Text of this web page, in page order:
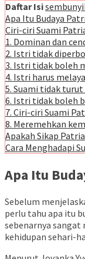
Daftar Isi
Apa Itu Budaya
Ciri-ciri Suami
1. Dominan dan
2. Istri tidak
3. Istri tidak boleh
4. Istri harus
5. Suami tidak
6. Istri tidak boleh
7. Ciri-ciri Suami
8. Meremehkan
Apakah Sikap
Cara Menghadapi
Apa Itu
Sebelum
perlu tahu apa itu
sebenarnya sangat
kehidupan sehari-